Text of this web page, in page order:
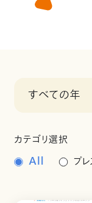
すべての年
カテゴリ選択
All プ